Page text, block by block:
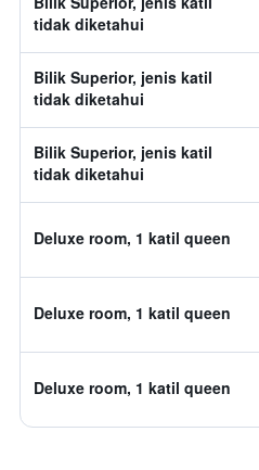
tidak diketahui
Bilik Superior, jenis katil
tidak diketahui
Bilik Superior, jenis katil
tidak diketahui
Deluxe room, 1 katil queen
Deluxe room, 1 katil queen
Deluxe room, 1 katil queen